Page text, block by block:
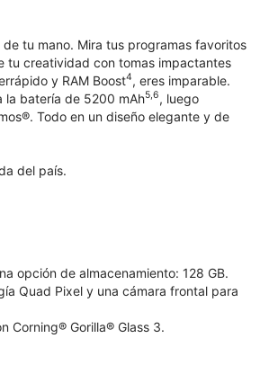
tu mano. Mira tus programas favoritos
tu creatividad con tomas impactantes
y RAM Boost4, eres imparable.
la batería de 5200 mAh5,6, luego
Todo en un diseño elegante y de
del país.
opción de almacenamiento: 128 GB.
Quad Pixel y una cámara frontal para
Corning® Gorilla® Glass 3.